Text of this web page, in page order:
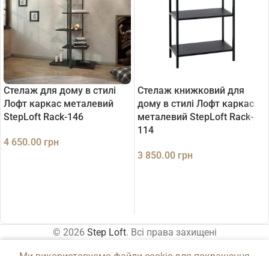
Стелаж для дому в стилі
Лофт каркас металевий
StepLoft Rack-146
4 650.00 грн
Стелаж книжковий для
дому в стилі Лофт каркас
металевий StepLoft Rack-
114
3 850.00 грн
© 2026 Step Loft. Всі права захищені